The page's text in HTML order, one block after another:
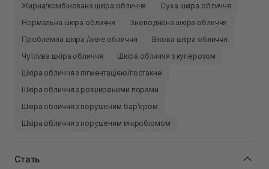
Жирна/комбінована шкіра обличчя
Суха шкіра обличчя
Нормальна шкіра обличчя
Зневоднена шкіра обличчя
Проблемна шкіра /акне обличчя
Вікова шкіра обличчя
Чутлива шкіра обличчя
Шкіра обличчя з куперозом
Шкіра обличчя з пігментацією/постакне
Шкіра обличчя з розширеними порами
Шкіра обличчя з порушеним барʼєром
Шкіра обличчя з порушеним мікробіомом
Стать